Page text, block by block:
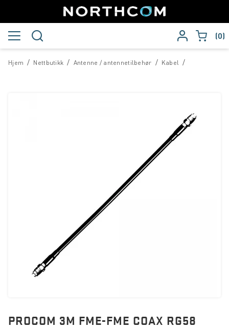
0
/
Hjem /
Nettbutikk /
Antenne / antennetilbehør /
Kabel
PROCOM 3M FME-FME COAX RG58